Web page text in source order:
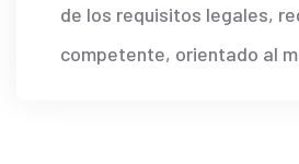
de los requisitos legales,
competente, orientado al